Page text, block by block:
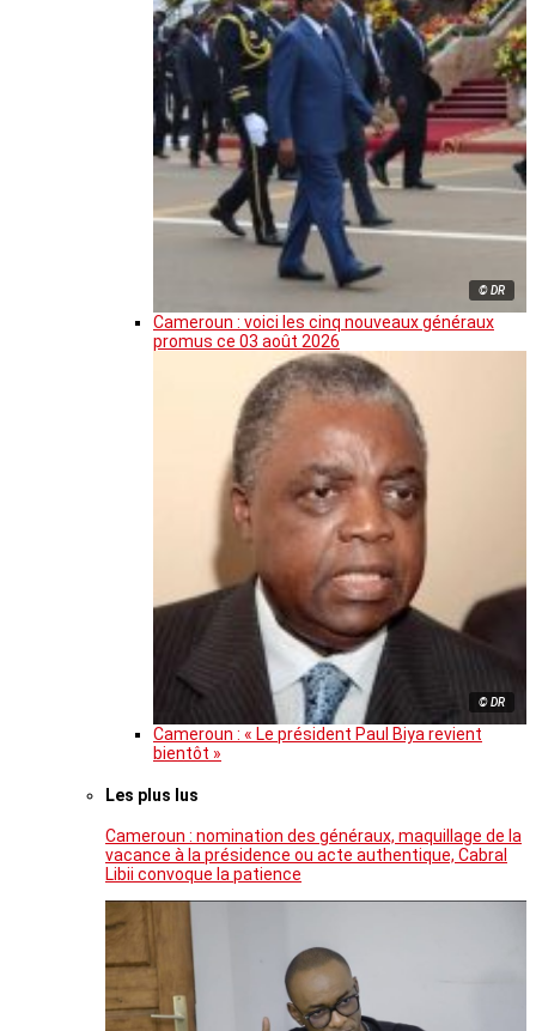
© DR
Cameroun : voici les cinq nouveaux généraux
promus ce 03 août 2026
© DR
Cameroun : « Le président Paul Biya revient
bientôt »
Les plus lus
Cameroun : nomination des généraux, maquillage de la
vacance à la présidence ou acte authentique, Cabral
Libii convoque la patience